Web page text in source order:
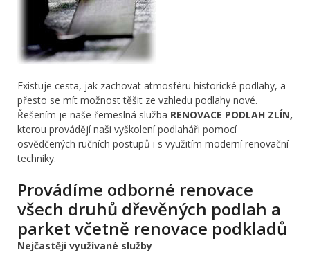
Existuje cesta, jak zachovat atmosféru historické podlahy, a
přesto se mít možnost těšit ze vzhledu podlahy nové.
Řešením je naše řemeslná služba RENOVACE PODLAH ZLÍN,
kterou provádějí naši vyškolení podlaháři pomocí
osvědčených ručních postupů i s využitím moderní renovační
techniky.
Provádíme odborné renovace
všech druhů dřevěných podlah a
parket včetně renovace podkladů
Nejčastěji využívané služby